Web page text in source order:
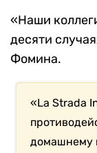
«Наши
десяти
Фомина.
«La Strada
домашнему